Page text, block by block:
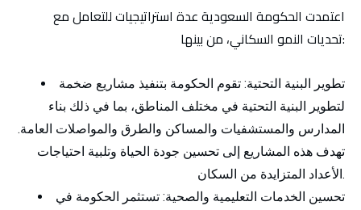
اعتمدت الحكومة السعودية عدة استراتيجيات للتعامل مع
تحديات النمو السكاني، من بينها:
تطوير البنية التحتية: تقوم الحكومة بتنفيذ مشاريع ضخمة
لتطوير البنية التحتية في مختلف المناطق، بما في ذلك بناء
المدارس والمستشفيات والمساكن والطرق والمواصلات العامة.
تهدف هذه المشاريع إلى تحسين جودة الحياة وتلبية احتياجات
الأعداد المتزايدة من السكان.
تحسين الخدمات التعليمية والصحية: تستثمر الحكومة في